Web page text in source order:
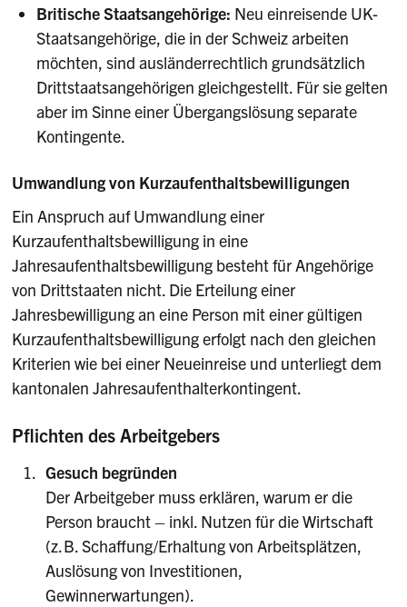
Britische Staatsangehörige: Neu einreisende UK-
Staatsangehörige, die in der Schweiz arbeiten
möchten, sind ausländerrechtlich grundsätzlich
Drittstaatsangehörigen gleichgestellt. Für sie gelten
aber im Sinne einer Übergangslösung separate
Kontingente.
Umwandlung von Kurzaufenthaltsbewilligungen
Ein Anspruch auf Umwandlung einer
Kurzaufenthaltsbewilligung in eine
Jahresaufenthaltsbewilligung besteht für Angehörige
von Drittstaaten nicht. Die Erteilung einer
Jahresbewilligung an eine Person mit einer gültigen
Kurzaufenthaltsbewilligung erfolgt nach den gleichen
Kriterien wie bei einer Neueinreise und unterliegt dem
kantonalen Jahresaufenthalterkontingent.
Pflichten des Arbeitgebers
Gesuch begründen
Der Arbeitgeber muss erklären, warum er die
Person braucht – inkl. Nutzen für die Wirtschaft
(z. B. Schaffung/Erhaltung von Arbeitsplätzen,
Auslösung von Investitionen,
Gewinnerwartungen).